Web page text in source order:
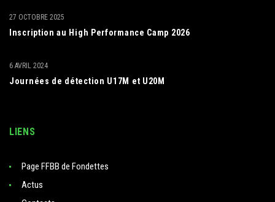
Inscription au High Performance Camp 2026
27 OCTOBRE 2025
Journées de détection U17M et U20M
6 AVRIL 2024
LIENS
Page FFBB de Fondettes
Actus